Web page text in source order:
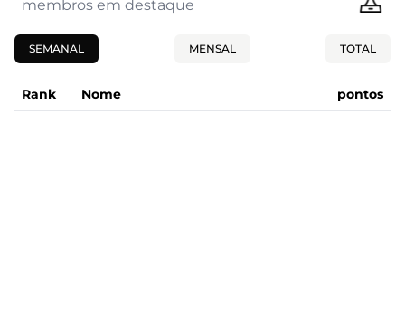
membros em destaque
SEMANAL MENSAL TOTAL
Rank Nome pontos